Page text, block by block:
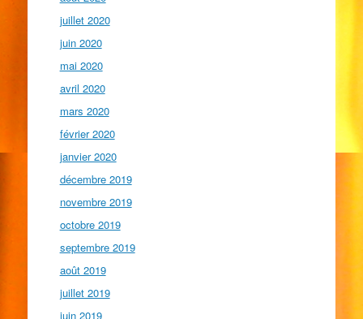
juillet 2020
juin 2020
mai 2020
avril 2020
mars 2020
février 2020
janvier 2020
décembre 2019
novembre 2019
octobre 2019
septembre 2019
août 2019
juillet 2019
juin 2019